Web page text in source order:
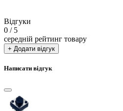
Відгуки
0 / 5
середній рейтинг товару
+ Додати відгук
Написати відгук